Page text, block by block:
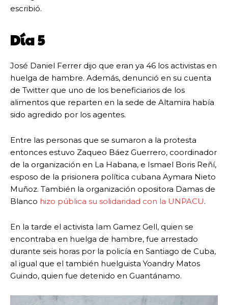
escribió.
Día 5
José Daniel Ferrer dijo que eran ya 46 los activistas en
huelga de hambre. Además, denunció en su cuenta
de Twitter que uno de los beneficiarios de los
alimentos que reparten en la sede de Altamira había
sido agredido por los agentes.
Entre las personas que se sumaron a la protesta
entonces estuvo Zaqueo Báez Guerrero, coordinador
de la organización en La Habana, e Ismael Boris Reñí,
esposo de la prisionera política cubana Aymara Nieto
Muñoz. También la organización opositora Damas de
Blanco hizo pública su solidaridad con la UNPACU.
En la tarde el activista Iam Gamez Gell, quien se
encontraba en huelga de hambre, fue arrestado
durante seis horas por la policía en Santiago de Cuba,
al igual que el también huelguista Yoandry Matos
Guindo, quien fue detenido en Guantánamo.